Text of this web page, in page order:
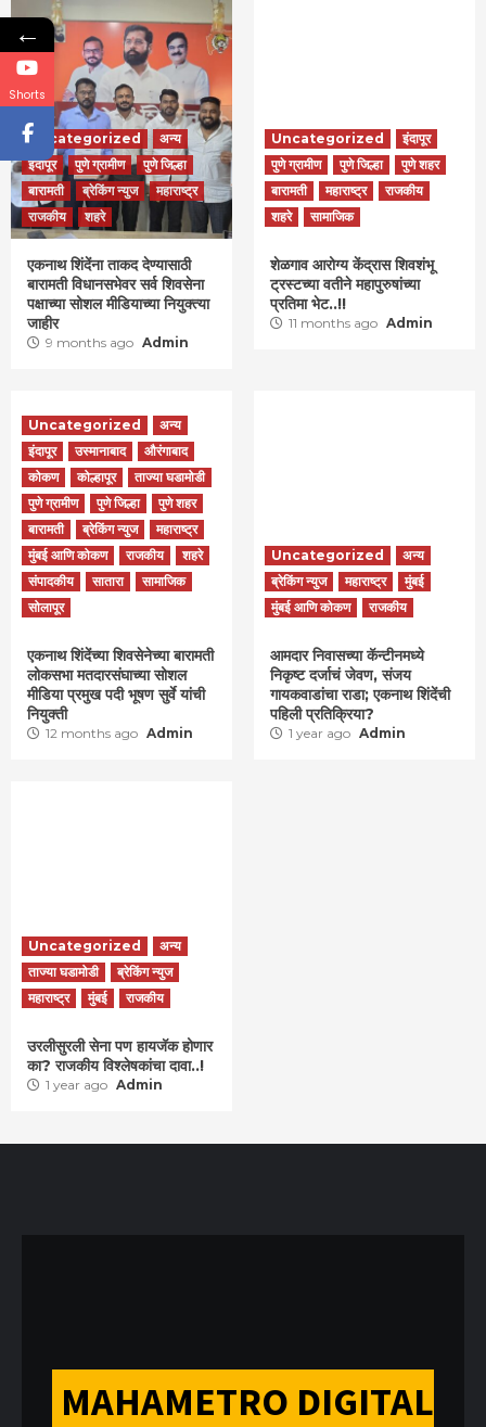
Uncategorized
अन्य
इंदापूर
पुणे ग्रामीण
पुणे जिल्हा
बारामती
ब्रेकिंग न्युज
महाराष्ट्र
राजकीय
शहरे
एकनाथ शिंदेंना ताकद देण्यासाठी
बारामती विधानसभेवर सर्व शिवसेना
पक्षाच्या सोशल मीडियाच्या नियुक्त्या
जाहीर
9 months ago Admin
Uncategorized
इंदापूर
पुणे ग्रामीण
पुणे जिल्हा
पुणे शहर
बारामती
महाराष्ट्र
राजकीय
शहरे
सामाजिक
शेळगाव आरोग्य केंद्रास शिवशंभू
ट्रस्टच्या वतीने महापुरुषांच्या
प्रतिमा भेट..!!
11 months ago Admin
Uncategorized
अन्य
इंदापूर
उस्मानाबाद
औरंगाबाद
कोकण
कोल्हापूर
ताज्या घडामोडी
पुणे ग्रामीण
पुणे जिल्हा
पुणे शहर
बारामती
ब्रेकिंग न्युज
महाराष्ट्र
मुंबई आणि कोकण
राजकीय
शहरे
संपादकीय
सातारा
सामाजिक
सोलापूर
एकनाथ शिंदेंच्या शिवसेनेच्या बारामती
लोकसभा मतदारसंघाच्या सोशल
मीडिया प्रमुख पदी भूषण सुर्वे यांची
नियुक्ती
12 months ago Admin
Uncategorized
अन्य
ब्रेकिंग न्युज
महाराष्ट्र
मुंबई
मुंबई आणि कोकण
राजकीय
आमदार निवासच्या कॅन्टीनमध्ये
निकृष्ट दर्जाचं जेवण, संजय
गायकवाडांचा राडा; एकनाथ शिंदेंची
पहिली प्रतिक्रिया?
1 year ago Admin
Uncategorized
अन्य
ताज्या घडामोडी
ब्रेकिंग न्युज
महाराष्ट्र
मुंबई राजकीय
उरलीसुरली सेना पण हायजॅक होणार
का? राजकीय विश्लेषकांचा दावा..!
1 year ago Admin
MAHAMETRO DIGITAL
←
Shorts